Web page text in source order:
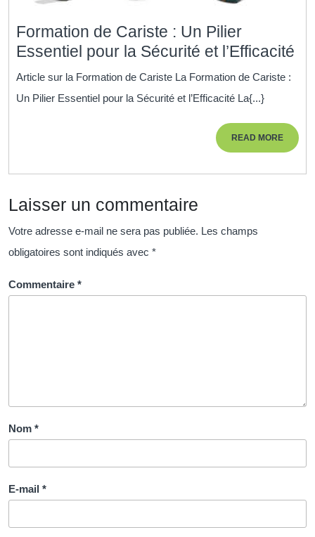
Formation de Cariste : Un Pilier
Essentiel pour la Sécurité et l’Efficacité
Un
Article sur la Formation de Cariste La Formation de Cariste :
Un Pilier Essentiel pour la Sécurité et l’Efficacité La{...}
READ MOREREAD
MORE
Laisser un commentaire
Votre adresse e-mail ne sera pas publiée. Les champs
obligatoires sont indiqués avec *
Commentaire *
Nom *
E-mail *